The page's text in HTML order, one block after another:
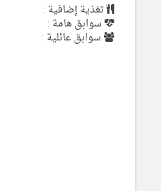
تغذية إضافية :
سوابق هامة :
سوابق عائلية :